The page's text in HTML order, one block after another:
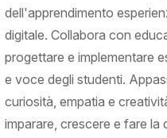
dell'apprendimento
digitale. Collabora con
progettare e implementare
e voce degli studenti.
curiosità, empatia e
imparare, crescere e fare la